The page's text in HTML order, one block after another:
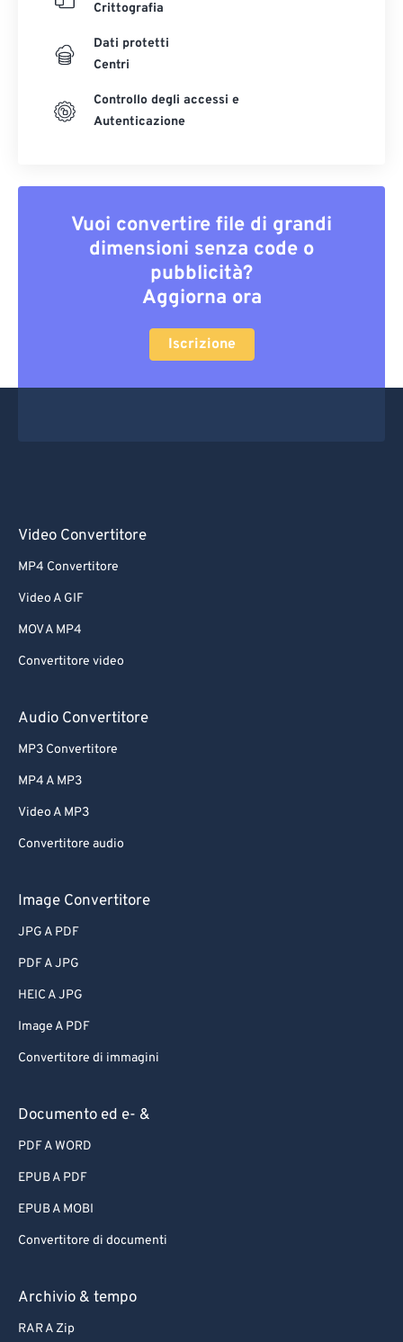
Crittografia
Dati protetti
Centri
Controllo degli accessi e
Autenticazione
Vuoi convertire file di grandi
dimensioni senza code o
pubblicità?
Aggiorna ora
Iscrizione
Video Convertitore
MP4 Convertitore
Video A GIF
MOV A MP4
Convertitore video
Audio Convertitore
MP3 Convertitore
MP4 A MP3
Video A MP3
Convertitore audio
Image Convertitore
JPG A PDF
PDF A JPG
HEIC A JPG
Image A PDF
Convertitore di immagini
Documento ed e- &
PDF A WORD
EPUB A PDF
EPUB A MOBI
Convertitore di documenti
Archivio & tempo
RAR A Zip